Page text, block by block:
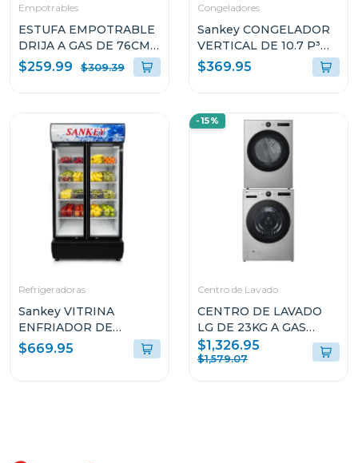
Empotrables
ESTUFA EMPOTRABLE
DRIJA A GAS DE 76CM
DE 5 QUEMADORES
VITROCERAMICA
$259.99 $309.39
Congeladores
Sankey CONGELADOR
VERTICAL DE 10.7 P³
RFC1301
$369.95
Refrigeradoras
Sankey VITRINA
ENFRIADOR DE
20CUFT RFD20N
$669.95
-15%
Centro de Lavado
CENTRO DE LAVADO
LG DE 23KG A GAS
COLOR GRIS
WM23VFXS6/DF74VFXS6B
$1,326.95
$1,579.07